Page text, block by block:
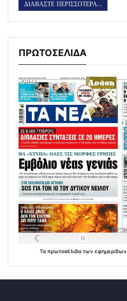
ΔΙΑΒΑΣΤΕ ΠΕΡΙΣΣΟΤΕΡΑ...
ΠΡΩΤΟΣΕΛΙΔΑ
Τα πρωτοσέλιδα των εφημερίδων